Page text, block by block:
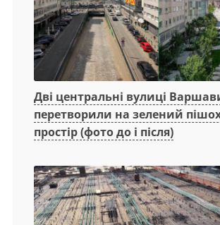
Дві центральні вулиці
перетворили на зелений
простір (фото до і після)